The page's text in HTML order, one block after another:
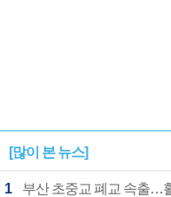
[많이 본 뉴스]
1 부산 초중교 폐교 속출…